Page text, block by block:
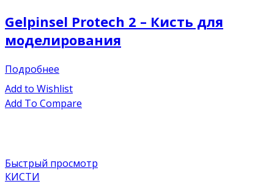
Gelpinsel Protech 2 – Кисть для
моделирования
Подробнее
Add to Wishlist
Add To Compare
Быстрый просмотр
КИСТИ